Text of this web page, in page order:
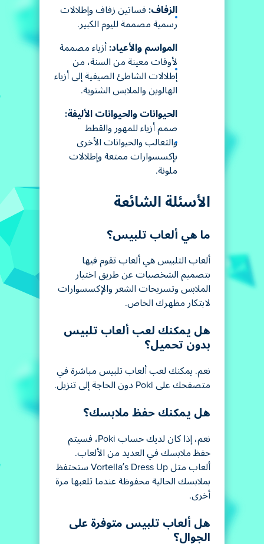
الزفاف: فساتين زفاف وإطلالات
رسمية مصممة لليوم الكبير.
المواسم والأعياد: أزياء مصممة
لأوقات معينة من السنة، من
إطلالات الشاطئ الصيفية إلى أزياء
الهالوين والملابس الشتوية.
الحيوانات والحيوانات الأليفة:
صمم أزياء للمهور والقطط
والثعالب والحيوانات الأخرى
بإكسسوارات ممتعة وإطلالات
ملونة.
الأسئلة الشائعة
ما هي ألعاب تلبيس؟
ألعاب التلبيس هي ألعاب تقوم فيها
بتصميم الشخصيات عن طريق اختيار
الملابس وتسريحات الشعر والإكسسوارات
لابتكار مظهرك الخاص.
هل يمكنك لعب ألعاب تلبيس
بدون تحميل؟
نعم. يمكنك لعب ألعاب تلبيس مباشرة في
متصفحك على Poki دون الحاجة إلى تنزيل.
هل يمكنك حفظ ملابسك؟
نعم، إذا كان لديك حساب Poki، فسيتم
حفظ ملابسك في العديد من الألعاب.
ألعاب مثل Vortella’s Dress Up ستحتفظ
بملابسك الحالية محفوظة عندما تلعبها مرة
أخرى.
هل ألعاب تلبيس متوفرة على
الجوال؟